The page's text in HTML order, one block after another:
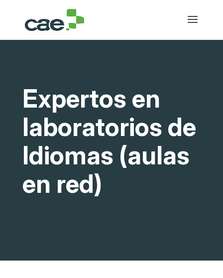
Expertos en
laboratorios de
Idiomas (aulas
en red)